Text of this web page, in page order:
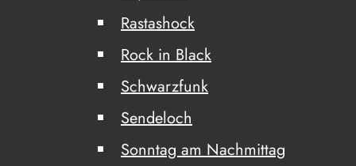
Rastashock
Rock in Black
Schwarzfunk
Sendeloch
Sonntag am Nachmittag